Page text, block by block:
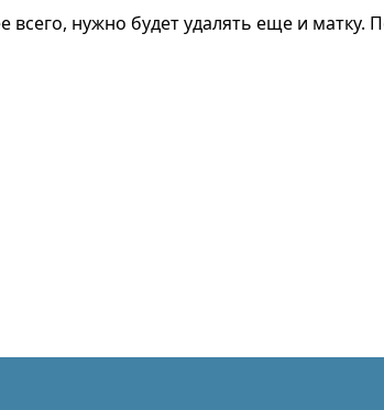
нужно будет удалять еще и матку.